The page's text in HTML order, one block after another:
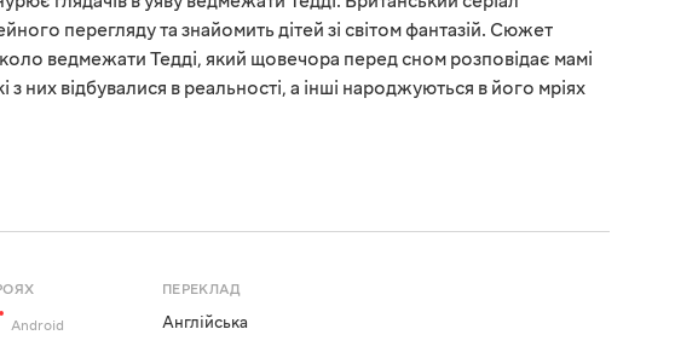
перегляду та знайомить дітей зі світом фантазій. Сюжет
ведмежати Тедді, який щовечора перед сном розповідає мамі
з них відбувалися в реальності, а інші народжуються в його мріях
Android
ПЕРЕКЛАД
Англійська